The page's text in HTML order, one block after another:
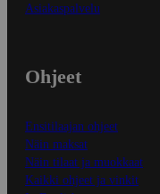
Asiakaspalvelu
Ohjeet
Ensitilaajan ohjeet
Näin maksat
Näin tilaat ja muokkaat
Kaikki ohjeet ja vinkit